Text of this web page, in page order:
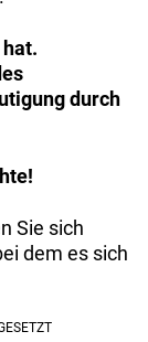
durch
Sie sich
dem es sich